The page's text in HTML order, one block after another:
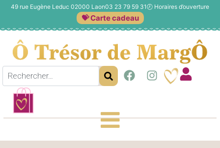
49 rue Eugène Leduc 02000 Laon03 23 79 59 31🕗 Horaires d’ouverture
💝 Carte cadeau